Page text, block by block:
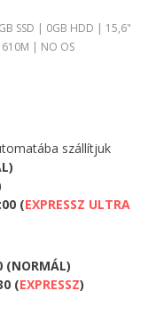
SSD | 0GB HDD | 15,6"
| NO OS
szállítjuk
(EXPRESSZ ULTRA
(NORMÁL)
(EXPRESSZ)